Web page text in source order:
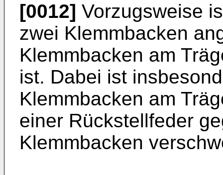
[0012] Vorzugsweise
zwei Klemmbacken
Klemmbacken am
ist. Dabei ist
Klemmbacken am
einer Rückstellfeder
Klemmbacken